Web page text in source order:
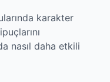
karakter
nasıl daha etkili